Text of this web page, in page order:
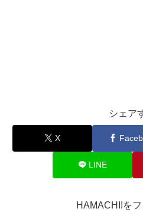
シェア
X
LINE
HAMACHI!を